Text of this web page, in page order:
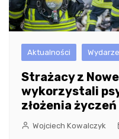
Aktualności
Strażacy z
wykorzystali
złożenia
Wojciech Kowalczyk